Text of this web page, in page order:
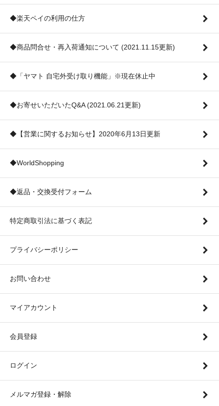
◆楽天ペイの利用の仕方
◆商品問合せ・再入荷通知について (2021.11.15更新)
◆「ヤマト 自宅外受け取り機能」※現在休止中
◆お寄せいただいたQ&A (2021.06.21更新)
◆【営業に関するお知らせ】2020年6月13日更新
◆WorldShopping
◆返品・交換受付フォーム
特定商取引法に基づく表記
プライバシーポリシー
お問い合わせ
マイアカウント
会員登録
ログイン
メルマガ登録・解除